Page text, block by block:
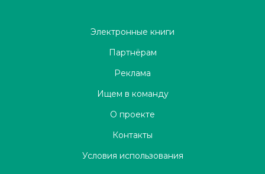
Электронные книги
Партнёрам
Реклама
Ищем в команду
О проекте
Контакты
Условия использования